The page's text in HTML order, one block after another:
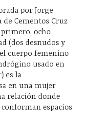
por Jorge
de Cementos Cruz
ocho
(dos desnudos y
cuerpo femenino
usado en
) es la
en una mujer
relación donde
espacios